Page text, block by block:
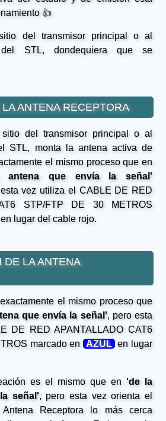
👍
del transmisor principal o al
del STL, dondequiera que se
ANTENA RECEPTORA
del transmisor principal o al
STL, monta la antena activa de
el mismo proceso que en
antena que envía la señal'
vez utiliza el CABLE DE RED
STP/FTP DE 30 METROS
en lugar del cable rojo.
DE LA ANTENA
el mismo proceso que
que envía la señal', pero esta
DE RED APANTALLADO CAT6
marcado en
AZUL en lugar
es el mismo que en 'de la
señal', pero esta vez orienta el
Receptora lo más cerca